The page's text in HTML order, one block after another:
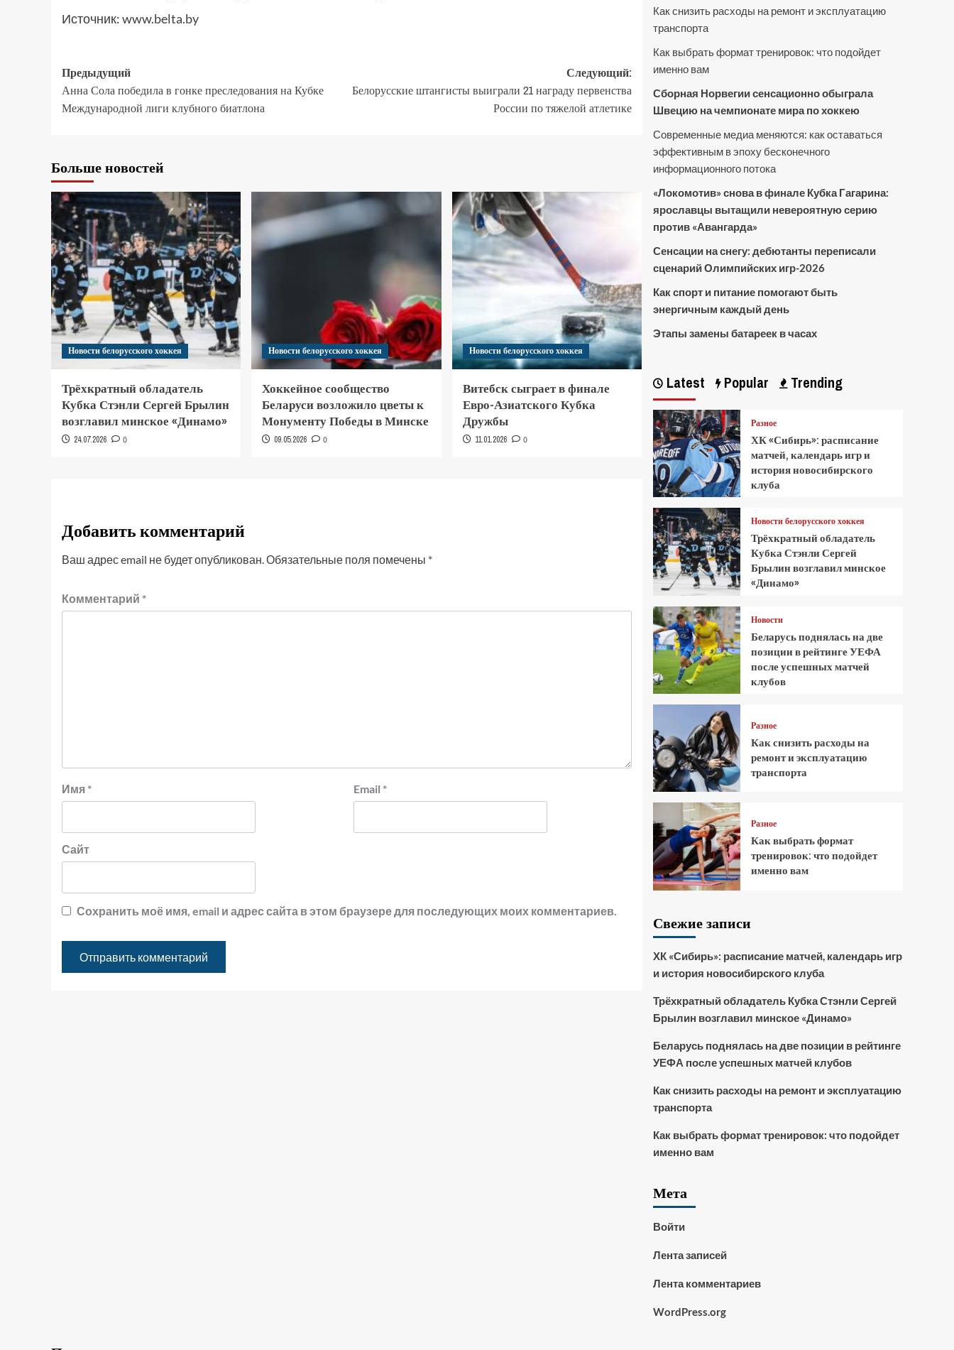
Источник:www.belta.by
Предыдущий
Анна Сола победила в гонке преследования на Кубке
Международной лиги клубного биатлона
Следующий:
Белорусские штангисты выиграли 21 награду первенства
России по тяжелой атлетике
Больше новостей
Новости белорусского хоккея
Трёхкратный обладатель
Кубка Стэнли Сергей Брылин
возглавил минское «Динамо»
24.07.2026 0
Новости белорусского хоккея
Хоккейное сообщество
Беларуси возложило цветы к
Монументу Победы в Минске
09.05.2026 0
Новости белорусского хоккея
Витебск сыграет в финале
Евро-Азиатского Кубка
Дружбы
11.01.2026 0
Добавить комментарий
Ваш адрес email не будет опубликован.Обязательные поля помечены *
Комментарий *
Имя * Email *
Сайт
Сохранить моё имя, email и адрес сайта в этом браузере для последующих моих комментариев.
Как снизить расходы на ремонт и эксплуатацию
транспорта
Как выбрать формат тренировок: что подойдет
именно вам
Сборная Норвегии сенсационно обыграла
Швецию на чемпионате мира по хоккею
Современные медиа меняются: как оставаться
эффективным в эпоху бесконечного
информационного потока
«Локомотив» снова в финале Кубка Гагарина:
ярославцы вытащили невероятную серию
против «Авангарда»
Сенсации на снегу: дебютанты переписали
сценарий Олимпийских игр-2026
Как спорт и питание помогают быть
энергичным каждый день
Этапы замены батареек в часах
Latest Popular Trending
Разное
ХК «Сибирь»: расписание
матчей, календарь игр и
история новосибирского
клуба
Новости белорусского хоккея
Трёхкратный обладатель
Кубка Стэнли Сергей
Брылин возглавил минское
«Динамо»
Новости
Беларусь поднялась на две
позиции в рейтинге УЕФА
после успешных матчей
клубов
Разное
Как снизить расходы на
ремонт и эксплуатацию
транспорта
Разное
Как выбрать формат
тренировок: что подойдет
именно вам
Свежие записи
ХК «Сибирь»: расписание матчей, календарь игр
и история новосибирского клуба
Трёхкратный обладатель Кубка Стэнли Сергей
Брылин возглавил минское «Динамо»
Беларусь поднялась на две позиции в рейтинге
УЕФА после успешных матчей клубов
Как снизить расходы на ремонт и эксплуатацию
транспорта
Как выбрать формат тренировок: что подойдет
именно вам
Мета
Войти
Лента записей
Лента комментариев
WordPress.org